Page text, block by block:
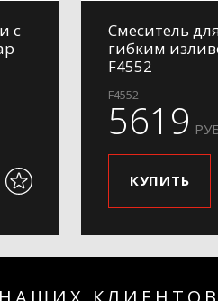
с
Смеситель
гибким
F4552
F4552
5619
КУПИТЬ